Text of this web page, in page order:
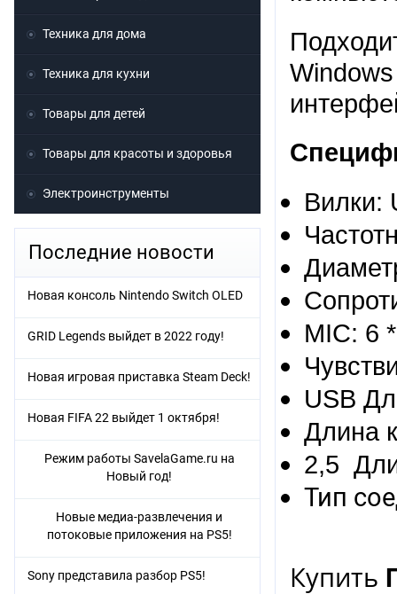
Вилки:
MIC: 6
USB
Длина
2,5
Тип
Купить
Техника для дома
Техника для кухни
Товары для детей
Товары для красоты и здоровья
Электроинструменты
Последние новости
Новая консоль Nintendo Switch OLED
GRID Legends выйдет в 2022 году!
Новая игровая приставка Steam Deck!
Новая FIFA 22 выйдет 1 октября!
Режим работы SavelaGame.ru на
Новый год!
Новые медиа-развлечения и
потоковые приложения на PS5!
Sony представила разбор PS5!